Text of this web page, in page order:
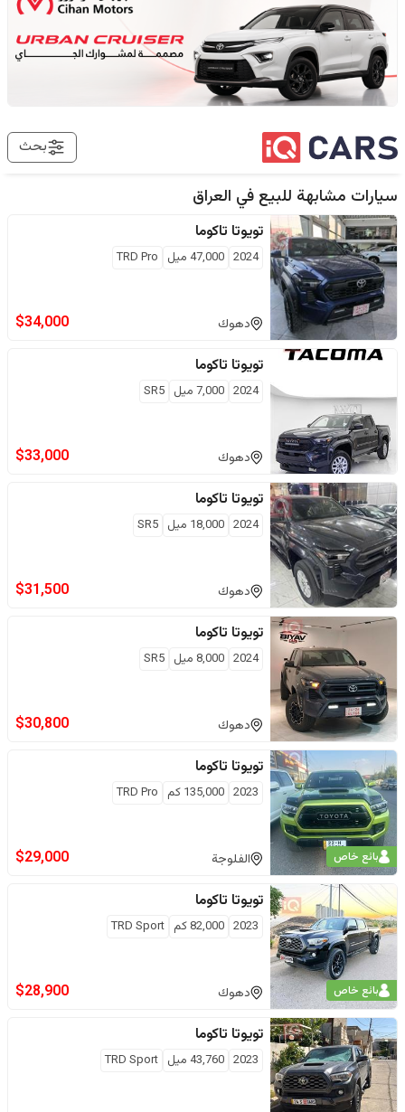
بحث
سيارات مشابهة للبيع في العراق
تويوتا تاكوما
2024
47,000 ميل TRD Pro
دهوك $34,000
تويوتا تاكوما
2024
7,000 ميل SR5
دهوك $33,000
تويوتا تاكوما
2024
18,000 ميل SR5
دهوك $31,500
تويوتا تاكوما
2024
8,000 ميل SR5
دهوك $30,800
بائع خاص
تويوتا تاكوما
2023
135,000 كم TRD Pro
الفلوجة $29,000
بائع خاص
تويوتا تاكوما
2023
82,000كم TRD Sport
دهوك $28,900
تويوتا تاكوما
2023
43,760 ميل TRD Sport